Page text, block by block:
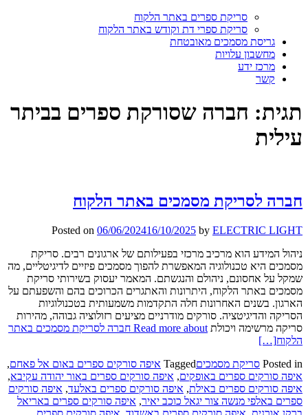
סריקת ספרים באתר הלקוח
סריקת ספרי דת וקודש באתר הלקוח
גריסת מסמכים מאובטחת
מחשבון עלויות
מרכז ידע
קשר
תגית: חברה שסורקת ספרים בביתר
עילית
חברה לסריקת מסמכים באתר הלקוח
Posted on 06/06/202416/10/2025 by ELECTRIC LIGHT
ניהול המידע הוא מרכיב מרכזי בפעילותם של ארגונים רבים. סריקת
מסמכים היא טכנולוגיה המאפשרת להפוך מסמכים פיזיים לדיגיטליים, מה
שמקל על אחסונם, ניהולם והנגשתם. המאמר יעסוק בשירותי סריקת
מסמכים באתר הלקוח, היתרונות והאתגרים הכרוכים בהם והשפעתם על
הארגון. בשנים האחרונות חלה התקדמות משמעותית בטכנולוגיות
הסריקה והדיגיטציה. סורקים מודרניים מציעים רזולוציה גבוהה, מהירות
סריקה מרשימה ויכולת
Read more about חברה לסריקת מסמכים באתר
הלקוח[…]
Posted in סריקת מסמכיםTagged איפה סורקים ספרים באום אל פאחם,
איפה סורקים ספרים באופקים, איפה סורקים ספרים באור יהודה עקיבא,
איפה סורקים ספרים באילת, איפה סורקים ספרים באלעד, איפה סורקים
ספרים באלפי מנשה צור יגאל כוכב יאיר, איפה סורקים ספרים באריאל